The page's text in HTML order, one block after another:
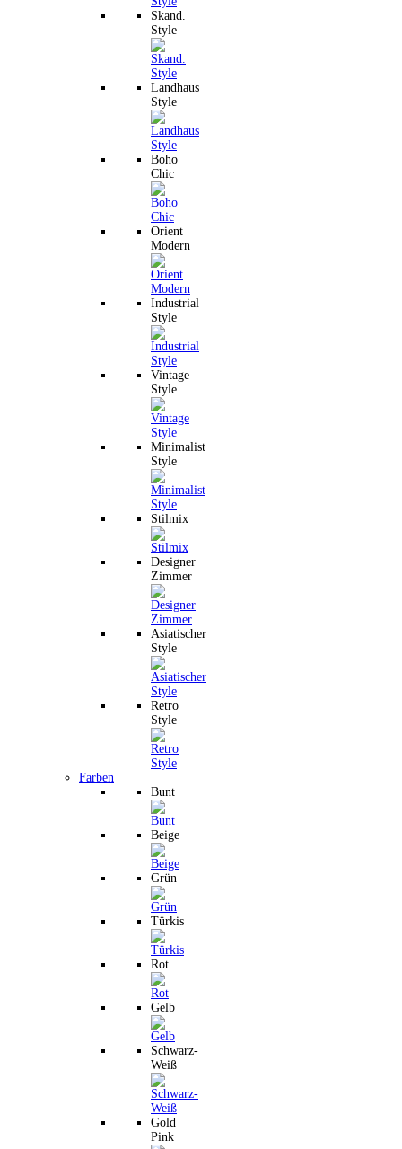
Skand.
Style
Landhaus
Style
Boho
Chic
Orient
Modern
Industrial
Style
Vintage
Style
Minimalist
Style
Stilmix
Designer
Zimmer
Asiatischer
Style
Retro
Style
Farben
Bunt
Beige
Grün
Türkis
Rot
Gelb
Schwarz-
Weiß
Gold
Pink